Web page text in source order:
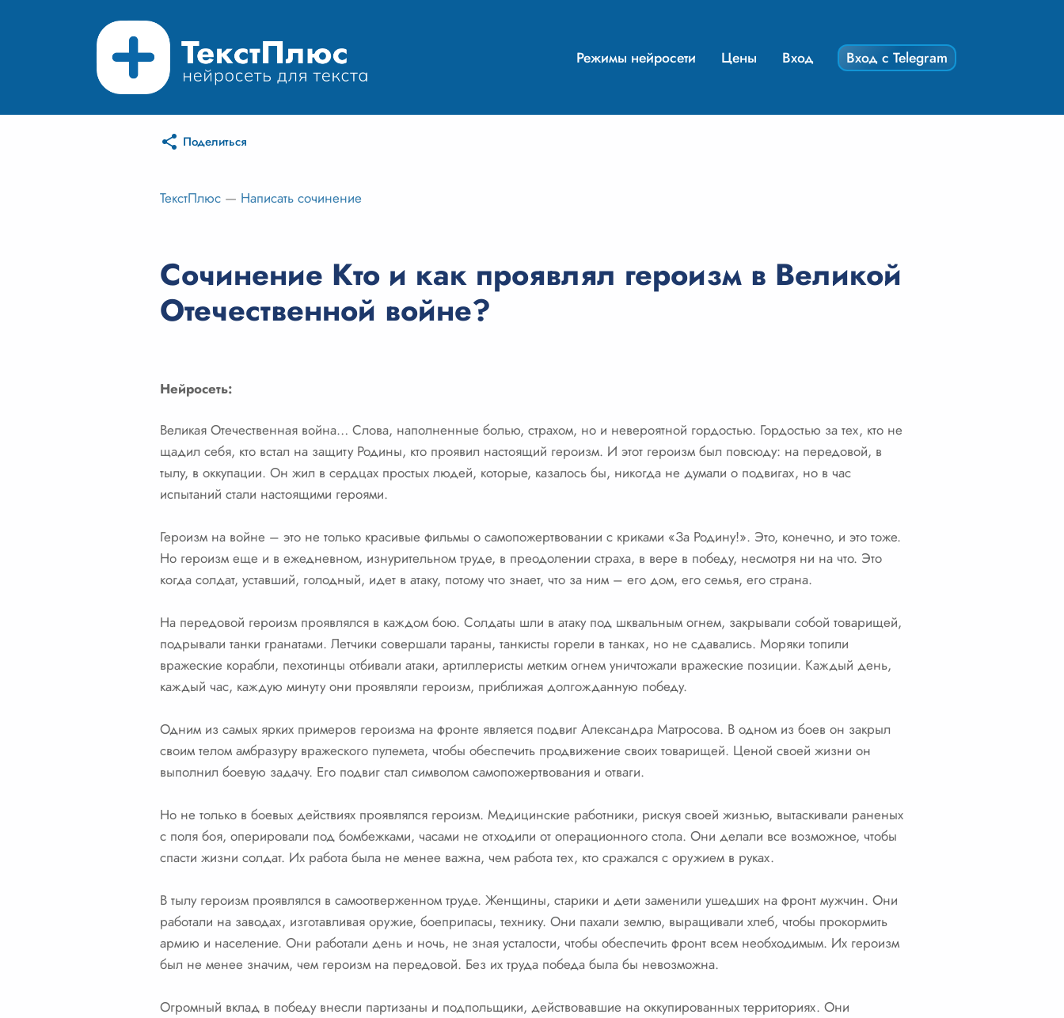
Режимы нейросети Цены Вход Вход с Telegram
Поделиться
ТекстПлюс — Написать сочинение
Сочинение Кто и как проявлял героизм в Великой
Отечественной войне?
Нейросеть:
Великая Отечественная война… Слова, наполненные болью, страхом, но и невероятной гордостью. Гордостью за тех, кто не
щадил себя, кто встал на защиту Родины, кто проявил настоящий героизм. И этот героизм был повсюду: на передовой, в
тылу, в оккупации. Он жил в сердцах простых людей, которые, казалось бы, никогда не думали о подвигах, но в час
испытаний стали настоящими героями.
Героизм на войне – это не только красивые фильмы о самопожертвовании с криками «За Родину!». Это, конечно, и это тоже.
Но героизм еще и в ежедневном, изнурительном труде, в преодолении страха, в вере в победу, несмотря ни на что. Это
когда солдат, уставший, голодный, идет в атаку, потому что знает, что за ним – его дом, его семья, его страна.
На передовой героизм проявлялся в каждом бою. Солдаты шли в атаку под шквальным огнем, закрывали собой товарищей,
подрывали танки гранатами. Летчики совершали тараны, танкисты горели в танках, но не сдавались. Моряки топили
вражеские корабли, пехотинцы отбивали атаки, артиллеристы метким огнем уничтожали вражеские позиции. Каждый день,
каждый час, каждую минуту они проявляли героизм, приближая долгожданную победу.
Одним из самых ярких примеров героизма на фронте является подвиг Александра Матросова. В одном из боев он закрыл
своим телом амбразуру вражеского пулемета, чтобы обеспечить продвижение своих товарищей. Ценой своей жизни он
выполнил боевую задачу. Его подвиг стал символом самопожертвования и отваги.
Но не только в боевых действиях проявлялся героизм. Медицинские работники, рискуя своей жизнью, вытаскивали раненых
с поля боя, оперировали под бомбежками, часами не отходили от операционного стола. Они делали все возможное, чтобы
спасти жизни солдат. Их работа была не менее важна, чем работа тех, кто сражался с оружием в руках.
В тылу героизм проявлялся в самоотверженном труде. Женщины, старики и дети заменили ушедших на фронт мужчин. Они
работали на заводах, изготавливая оружие, боеприпасы, технику. Они пахали землю, выращивали хлеб, чтобы прокормить
армию и население. Они работали день и ночь, не зная усталости, чтобы обеспечить фронт всем необходимым. Их героизм
был не менее значим, чем героизм на передовой. Без их труда победа была бы невозможна.
Огромный вклад в победу внесли партизаны и подпольщики, действовавшие на оккупированных территориях. Они